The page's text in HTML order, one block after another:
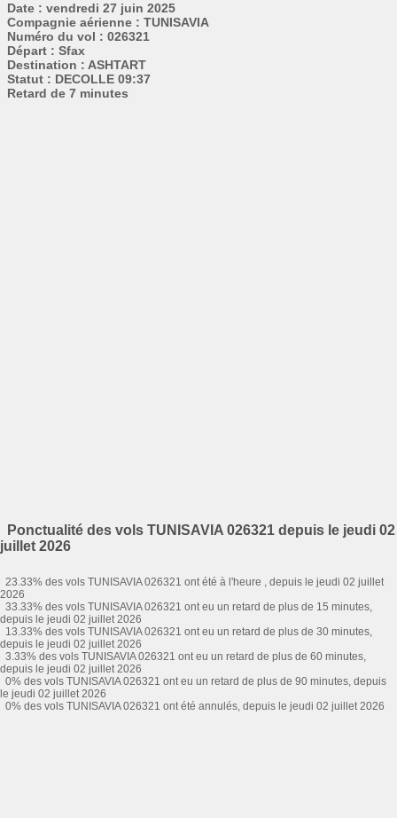
Date : vendredi 27 juin 2025
Compagnie aérienne : TUNISAVIA
Numéro du vol : 026321
Départ : Sfax
Destination : ASHTART
Statut : DECOLLE 09:37
Retard de 7 minutes
Ponctualité des vols TUNISAVIA 026321 depuis le jeudi 02
juillet 2026
23.33% des vols TUNISAVIA 026321 ont été à l'heure , depuis le jeudi 02 juillet
2026
33.33% des vols TUNISAVIA 026321 ont eu un retard de plus de 15 minutes,
depuis le jeudi 02 juillet 2026
13.33% des vols TUNISAVIA 026321 ont eu un retard de plus de 30 minutes,
depuis le jeudi 02 juillet 2026
3.33% des vols TUNISAVIA 026321 ont eu un retard de plus de 60 minutes,
depuis le jeudi 02 juillet 2026
0% des vols TUNISAVIA 026321 ont eu un retard de plus de 90 minutes, depuis
le jeudi 02 juillet 2026
0% des vols TUNISAVIA 026321 ont été annulés, depuis le jeudi 02 juillet 2026